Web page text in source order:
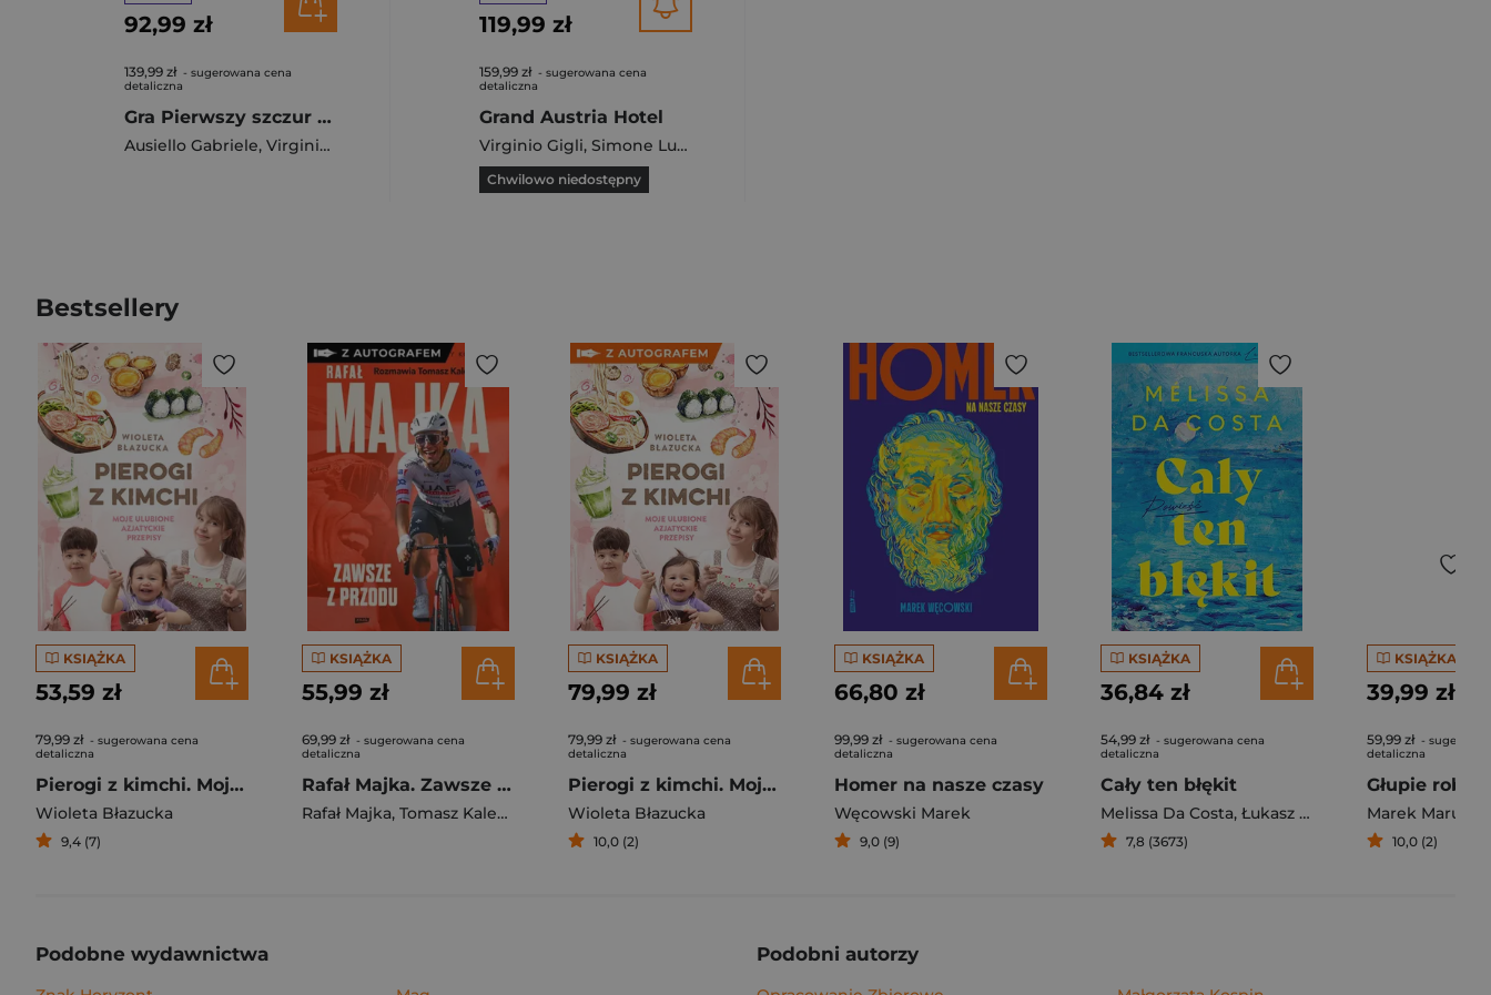
92,99 zł
139,99 zł - sugerowana cena
detaliczna
Gra Pierwszy szczur w kosmosie
Ausiello Gabriele, Virginio Gigli
119,99 zł
159,99 zł - sugerowana cena
detaliczna
Grand Austria Hotel
Virginio Gigli, Simone Luciani
Chwilowo niedostępny
Bestsellery
KSIĄŻKA
53,59 zł
79,99 zł - sugerowana cena
detaliczna
Pierogi z kimchi. Moje ulubione azjatyckie przepisy
Wioleta Błazucka
9,4 (7)
KSIĄŻKA
55,99 zł
69,99 zł - sugerowana cena
detaliczna
Rafał Majka. Zawsze z przodu. Rozmawia Tomasz Kalemba - książka z autografem
Rafał Majka, Tomasz Kalemba
KSIĄŻKA
79,99 zł
79,99 zł - sugerowana cena
detaliczna
Pierogi z kimchi. Moje ulubione azjatyckie przepisy - książka z autografem
Wioleta Błazucka
10,0 (2)
KSIĄŻKA
66,80 zł
99,99 zł - sugerowana cena
detaliczna
Homer na nasze czasy
Węcowski Marek
9,0 (9)
KSIĄŻKA
36,84 zł
54,99 zł - sugerowana cena
detaliczna
Cały ten błękit
Melissa Da Costa, Łukasz Müller
7,8 (3673)
KSIĄŻKA
39,99 zł
59,99 zł -
detaliczna
Marek
10,0 (2)
Podobne wydawnictwa Podobni autorzy